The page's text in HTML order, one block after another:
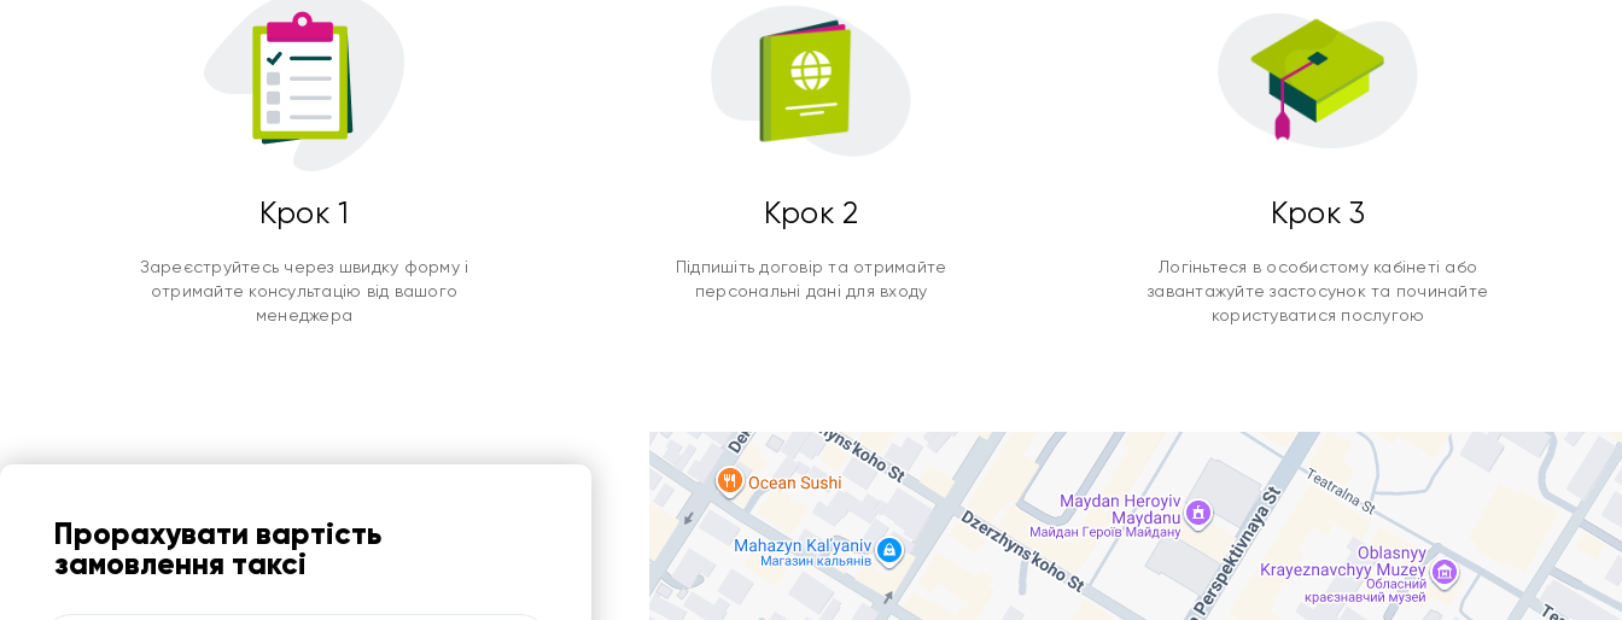
Крок 1
Зареєструйтесь через швидку форму і
отримайте консультацію від вашого
менеджера
Крок 2
Підпишіть договір та отримайте
персональні дані для входу
Крок 3
Логіньтеся в особистому кабінеті або
завантажуйте застосунок та починайте
користуватися послугою
Прорахувати вартість
замовлення таксі